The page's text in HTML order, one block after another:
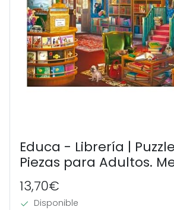
Educa - Librería |
Piezas para Adultos.
48 cm. Incluye Cola Fix
Partir de 14 años (19925)
13,70€
Disponible